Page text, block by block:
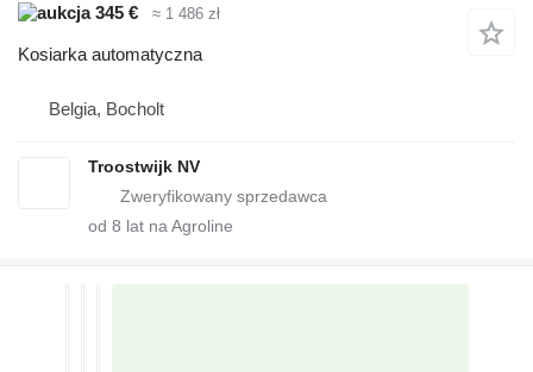
345 €
≈ 1 486 zł
Kosiarka automatyczna
Belgia, Bocholt
Troostwijk NV
od 8 lat na Agroline